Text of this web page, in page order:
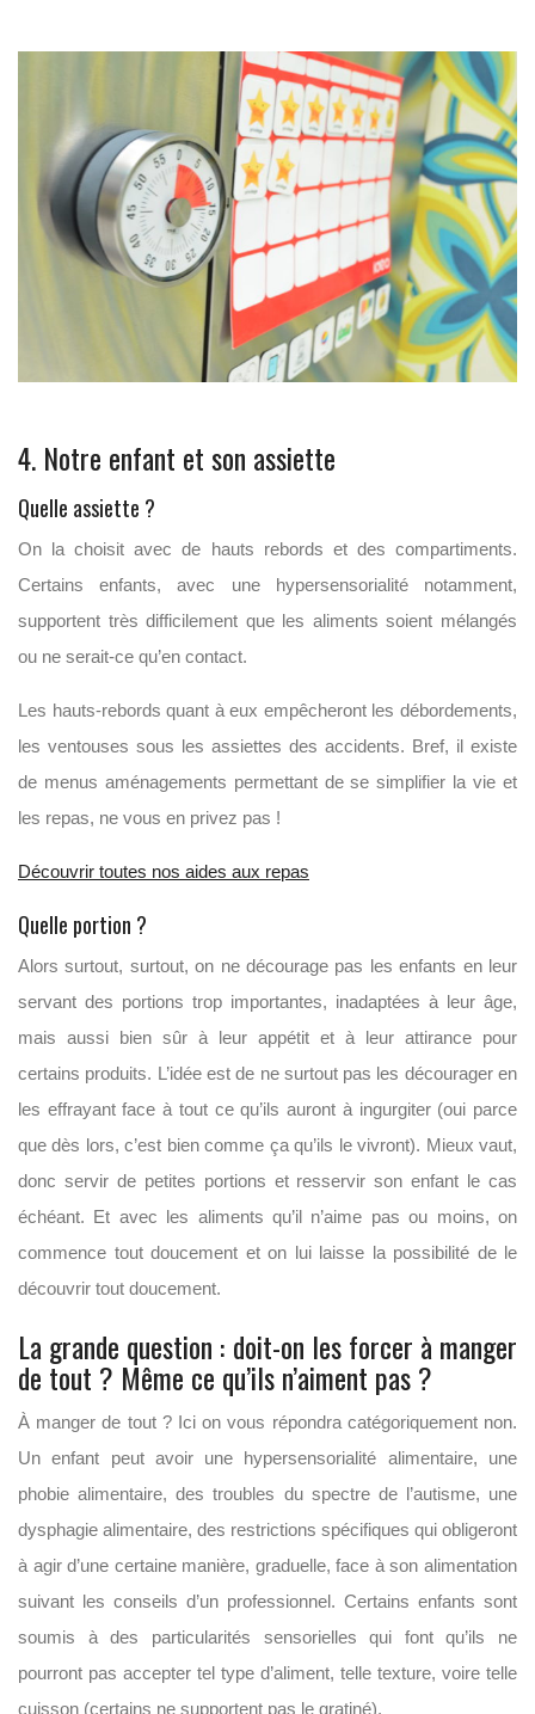
4. Notre enfant et son assiette
Quelle assiette ?
On la choisit avec de hauts rebords et des compartiments.
Certains enfants, avec une hypersensorialité notamment,
supportent très difficilement que les aliments soient mélangés
ou ne serait-ce qu’en contact.
Les hauts-rebords quant à eux empêcheront les débordements,
les ventouses sous les assiettes des accidents. Bref, il existe
de menus aménagements permettant de se simplifier la vie et
les repas, ne vous en privez pas !
Découvrir toutes nos aides aux repas
Quelle portion ?
Alors surtout, surtout, on ne décourage pas les enfants en leur
servant des portions trop importantes, inadaptées à leur âge,
mais aussi bien sûr à leur appétit et à leur attirance pour
certains produits. L’idée est de ne surtout pas les décourager en
les effrayant face à tout ce qu’ils auront à ingurgiter (oui parce
que dès lors, c’est bien comme ça qu’ils le vivront). Mieux vaut,
donc servir de petites portions et resservir son enfant le cas
échéant. Et avec les aliments qu’il n’aime pas ou moins, on
commence tout doucement et on lui laisse la possibilité de le
découvrir tout doucement.
La grande question : doit-on les forcer à manger
de tout ? Même ce qu’ils n’aiment pas ?
À manger de tout ? Ici on vous répondra catégoriquement non.
Un enfant peut avoir une hypersensorialité alimentaire, une
phobie alimentaire, des troubles du spectre de l’autisme, une
dysphagie alimentaire, des restrictions spécifiques qui obligeront
à agir d’une certaine manière, graduelle, face à son alimentation
suivant les conseils d’un professionnel. Certains enfants sont
soumis à des particularités sensorielles qui font qu’ils ne
pourront pas accepter tel type d’aliment, telle texture, voire telle
cuisson (certains ne supportent pas le gratiné).